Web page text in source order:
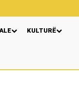
KULTURË